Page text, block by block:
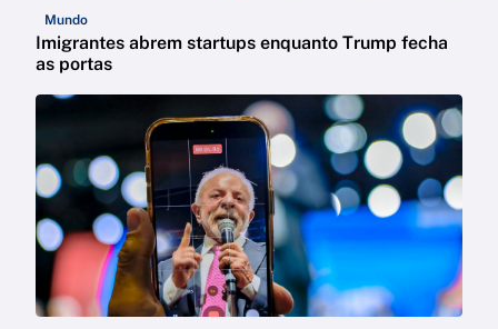
Mundo
Imigrantes abrem startups enquanto Trump fecha
as portas